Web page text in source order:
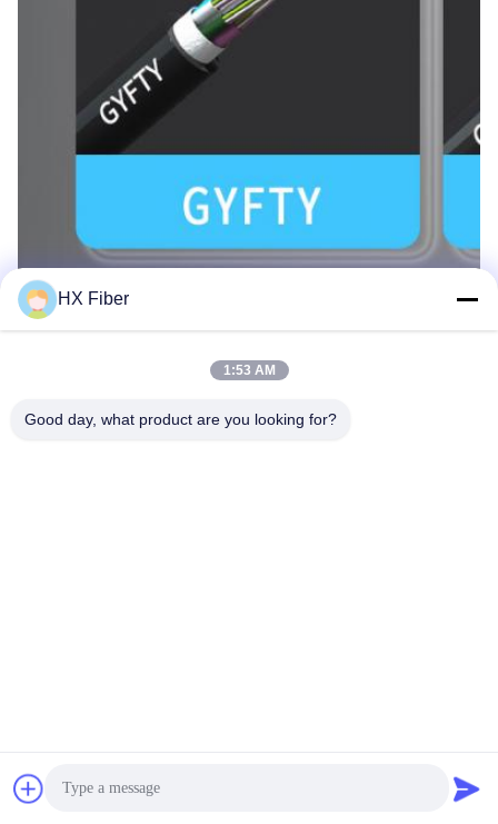
HX Fiber
1:53 AM
Good day, what product are you looking for?